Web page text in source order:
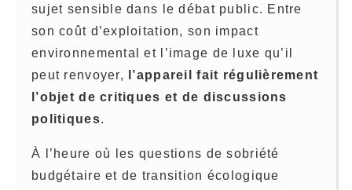
sujet sensible dans le débat public. Entre
son coût d’exploitation, son impact
environnemental et l’image de luxe qu’il
peut renvoyer,
l’appareil fait régulièrement
l’objet de critiques et de discussions
politiques.
À l’heure où les questions de sobriété
budgétaire et de transition écologique